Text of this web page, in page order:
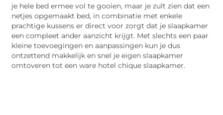
je hele bed ermee vol te gooien, maar je zult zien dat een
netjes opgemaakt bed, in combinatie met enkele
prachtige kussens er direct voor zorgt dat je slaapkamer
een compleet ander aanzicht krijgt. Met slechts een paar
kleine toevoegingen en aanpassingen kun je dus
ontzettend makkelijk en snel je eigen slaapkamer
omtoveren tot een ware hotel chique slaapkamer.